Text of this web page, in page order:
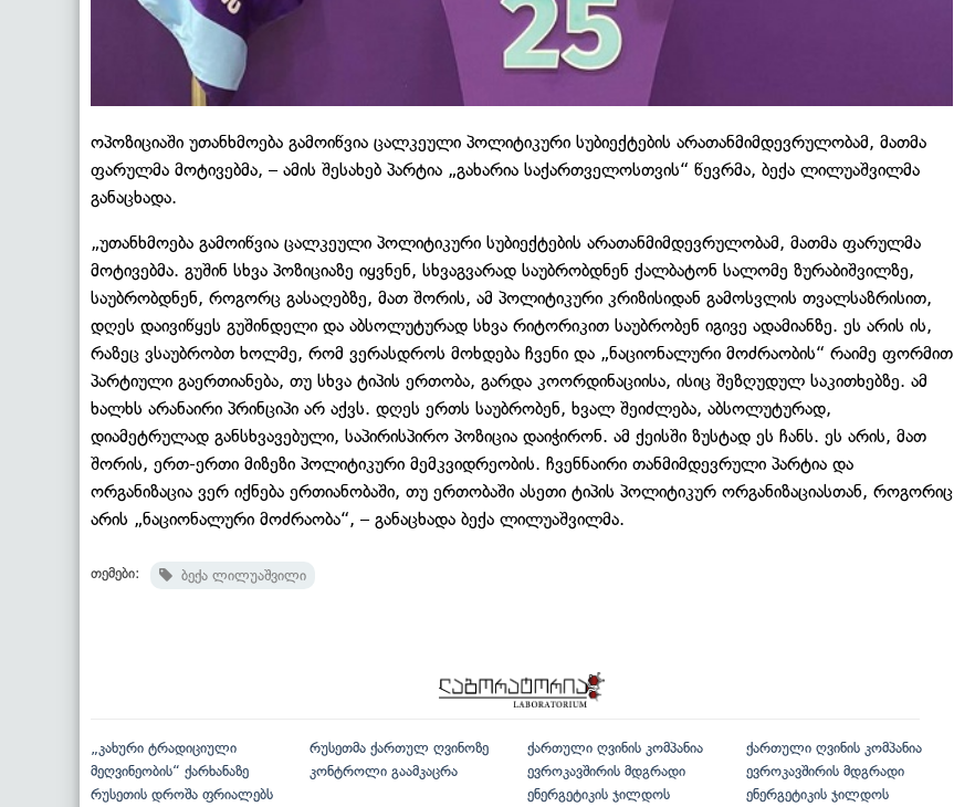
ოპოზიციაში უთანხმოება გამოიწვია ცალკეული პოლიტიკური სუბიექტების არათანმიმდევრულობამ, მათმა
ფარულმა მოტივებმა, – ამის შესახებ პარტია „გახარია საქართველოსთვის“ წევრმა, ბექა ლილუაშვილმა
განაცხადა.
„უთანხმოება გამოიწვია ცალკეული პოლიტიკური სუბიექტების არათანმიმდევრულობამ, მათმა ფარულმა
მოტივებმა. გუშინ სხვა პოზიციაზე იყვნენ, სხვაგვარად საუბრობდნენ ქალბატონ სალომე ზურაბიშვილზე,
საუბრობდნენ, როგორც გასაღებზე, მათ შორის, ამ პოლიტიკური კრიზისიდან გამოსვლის თვალსაზრისით,
დღეს დაივიწყეს გუშინდელი და აბსოლუტურად სხვა რიტორიკით საუბრობენ იგივე ადამიანზე. ეს არის ის,
რაზეც ვსაუბრობთ ხოლმე, რომ ვერასდროს მოხდება ჩვენი და „ნაციონალური მოძრაობის“ რაიმე ფორმით
პარტიული გაერთიანება, თუ სხვა ტიპის ერთობა, გარდა კოორდინაციისა, ისიც შეზღუდულ საკითხებზე. ამ
ხალხს არანაირი პრინციპი არ აქვს. დღეს ერთს საუბრობენ, ხვალ შეიძლება, აბსოლუტურად,
დიამეტრულად განსხვავებული, საპირისპირო პოზიცია დაიჭირონ. ამ ქეისში ზუსტად ეს ჩანს. ეს არის, მათ
შორის, ერთ-ერთი მიზეზი პოლიტიკური მემკვიდრეობის. ჩვენნაირი თანმიმდევრული პარტია და
ორგანიზაცია ვერ იქნება ერთიანობაში, თუ ერთობაში ასეთი ტიპის პოლიტიკურ ორგანიზაციასთან, როგორიც
არის „ნაციონალური მოძრაობა“, – განაცხადა ბექა ლილუაშვილმა.
თემები: ბექა ლილუაშვილი
„კახური ტრადიციული
მეღვინეობის“ ქარხანაზე
რუსეთის დროშა ფრიალებს
რუსეთმა ქართულ ღვინოზე
კონტროლი გაამკაცრა
ქართული ღვინის კომპანია
ევროკავშირის მდგრადი
ენერგეტიკის ჯილდოს
ქართული ღვინის კომპანია
ევროკავშირის მდგრადი
ენერგეტიკის ჯილდოს